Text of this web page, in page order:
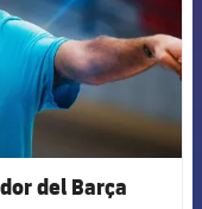
del Barça